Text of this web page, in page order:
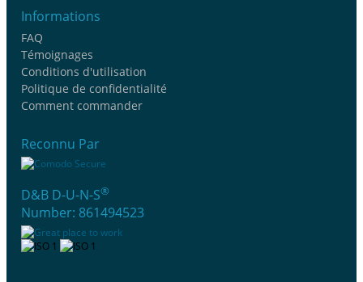
Informations
FAQ
Témoignages
Conditions d'utilisation
Politique de confidentialité
Comment commander
Reconnu Par
D&B D-U-N-S®
Number: 861494523